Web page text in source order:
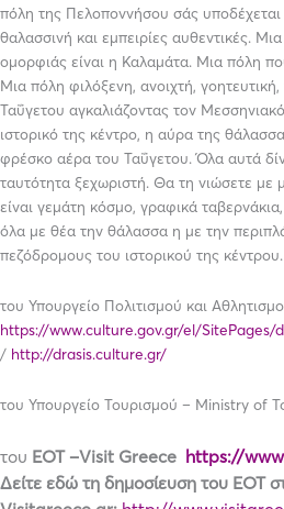
πόλη της Πελοποννήσου σάς υποδέχεται
θαλασσινή και εμπειρίες αυθεντικές.
ομορφιάς είναι η Καλαμάτα. Μια πόλη
Μια πόλη φιλόξενη, ανοιχτή,
Ταΰγετου αγκαλιάζοντας τον
ιστορικό της κέντρο, η αύρα της
φρέσκο αέρα του Ταΰγετου. Όλα αυτά
ταυτότητα ξεχωριστή. Θα τη νιώσετε με
είναι γεμάτη κόσμο, γραφικά
όλα με θέα την θάλασσα η με την
πεζόδρομους του ιστορικού της κέντρου.
του Υπουργείο Πολιτισμού και
https://www.culture.gov.gr/el/SitePages/
/ http://drasis.culture.gr/
του Υπουργείο Τουρισμού – Ministry of
του ΕΟΤ –Visit Greece https://
Δείτε εδώ τη δημοσίευση του ΕΟΤ